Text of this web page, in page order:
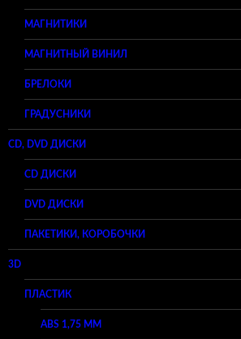
МАГНИТИКИ
МАГНИТНЫЙ ВИНИЛ
БРЕЛОКИ
ГРАДУСНИКИ
CD, DVD ДИСКИ
CD ДИСКИ
DVD ДИСКИ
ПАКЕТИКИ, КОРОБОЧКИ
3D
ПЛАСТИК
ABS 1,75 ММ